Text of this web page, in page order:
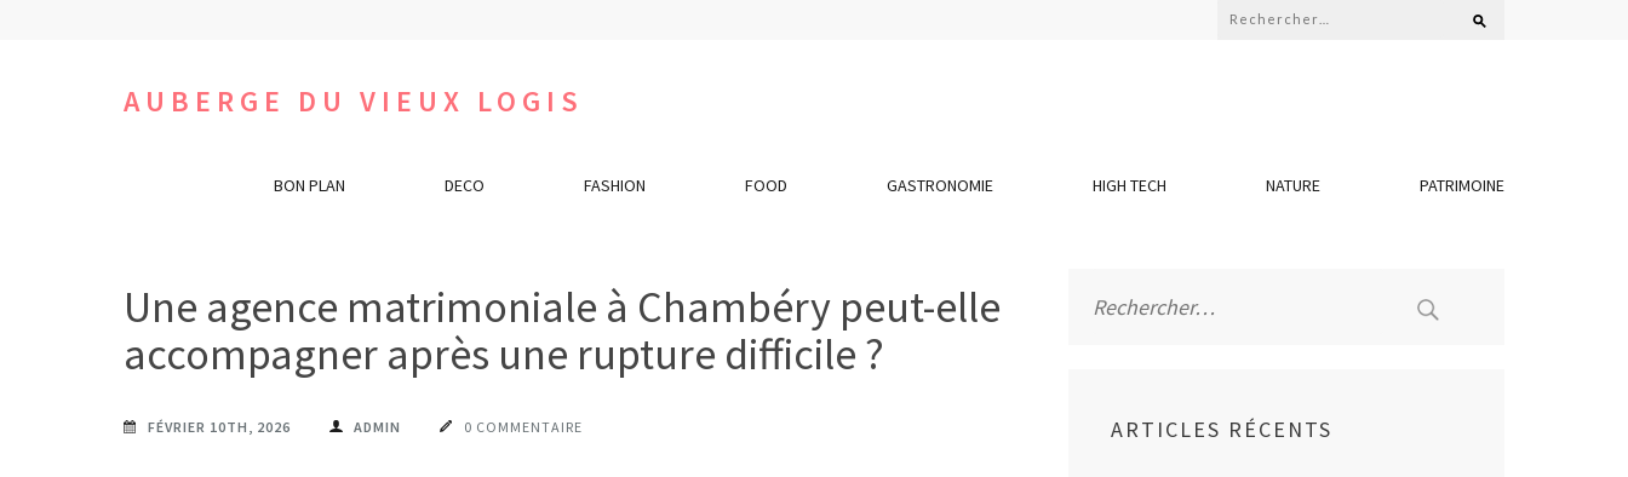
Rechercher :
AUBERGE DU VIEUX LOGIS
BON PLAN DECO FASHION FOOD GASTRONOMIE HIGH TECH NATURE PATRIMOINE
Une agence matrimoniale à Chambéry peut-elle
accompagner après une rupture difficile ?
FÉVRIER 10TH, 2026 ADMIN 0 COMMENTAIRE ARTICLES RÉCENTS